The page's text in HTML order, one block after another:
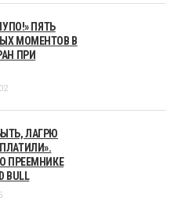
ПЯТЬ
МОМЕНТОВ В
ПРИ
ЛАГРЮ
ПРЕЕМНИКЕ
BULL